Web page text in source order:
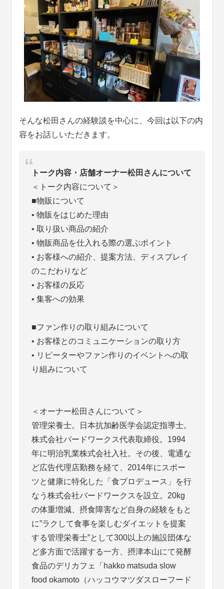
そんな松田さんの経験談を中心に、今回は以下の内
容をお話しいただきます。
トーク内容・店舗オーナー松田さんについて
＜トーク内容について＞
■物販について
• 物販をはじめた理由
• 取り扱い商品の紹介
• 物販商品を仕入れる際の選ぶポイント
• お客様への紹介、提案方法、ディスプレイ
のこだわりなど
• お客様の反応
• 集客への効果
■ファン作りの取り組みについて
• お客様とのコミュニケーションの取り方
• リピーターやファン作りのイベントへの取
り組みについて
＜オーナー松田さんについて＞
管理栄養士。日本抗加齢医学会認定指導士。
株式会社バードワークス代表取締役。1994
年に明治乳業株式会社入社。その後、電通な
ど広告代理店勤務を経て、2014年にスポー
ツと健康に特化した「食プロデュース」を行
なう株式会社バードワークスを設立。20kg
の体重増減、摂食障害など自身の経験をもと
に”ラクして食事を楽しむダイエットを提案
する管理栄養士”として300以上の施設団体な
ど多方面で活躍する一方、摂津本山にて発酵
食品のデリカフェ「hakko matsuda slow
food okamoto（ハッコウマツダスローフード